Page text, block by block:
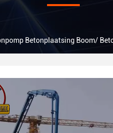
Betonplaatsing Boom/